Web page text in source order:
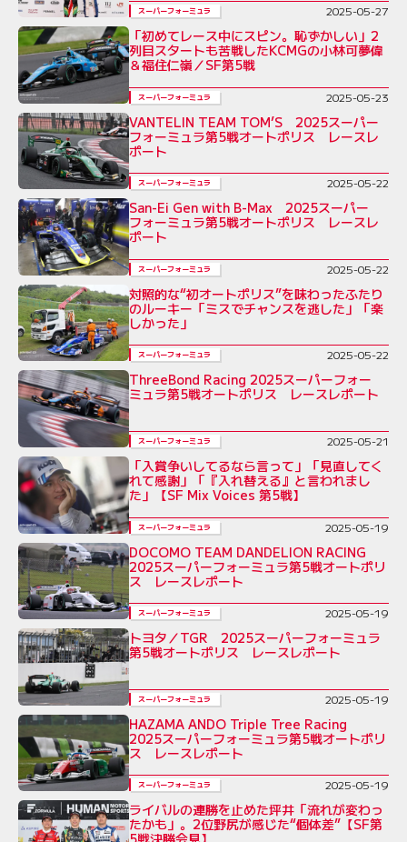
スーパーフォーミュラ 2025-05-27
「初めてレース中にスピン。恥ずかしい」2
列目スタートも苦戦したKCMGの小林可夢偉
＆福住仁嶺／SF第5戦
スーパーフォーミュラ 2025-05-23
VANTELIN TEAM TOM’S 2025スーパー
フォーミュラ第5戦オートポリス レースレ
ポート
スーパーフォーミュラ 2025-05-22
San-Ei Gen with B-Max 2025スーパー
フォーミュラ第5戦オートポリス レースレ
ポート
スーパーフォーミュラ 2025-05-22
対照的な“初オートポリス”を味わったふたり
のルーキー「ミスでチャンスを逃した」「楽
しかった」
スーパーフォーミュラ 2025-05-22
ThreeBond Racing 2025スーパーフォー
ミュラ第5戦オートポリス レースレポート
スーパーフォーミュラ 2025-05-21
「入賞争いしてるなら言って」「見直してく
れて感謝」「『入れ替える』と言われまし
た」【SF Mix Voices 第5戦】
スーパーフォーミュラ 2025-05-19
DOCOMO TEAM DANDELION RACING
2025スーパーフォーミュラ第5戦オートポリ
ス レースレポート
スーパーフォーミュラ 2025-05-19
トヨタ／TGR 2025スーパーフォーミュラ
第5戦オートポリス レースレポート
スーパーフォーミュラ 2025-05-19
HAZAMA ANDO Triple Tree Racing
2025スーパーフォーミュラ第5戦オートポリ
ス レースレポート
スーパーフォーミュラ 2025-05-19
ライバルの連勝を止めた坪井「流れが変わっ
たかも」。2位野尻が感じた“個体差”【SF第